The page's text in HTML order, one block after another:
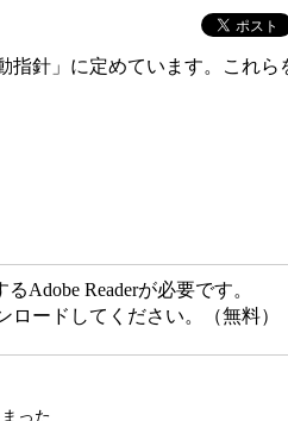
針」に定めています。これ
Adobe Readerが必要です。
ロードしてください。（無料）
まった